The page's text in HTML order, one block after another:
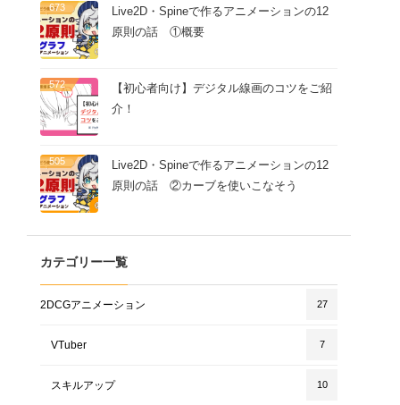
673
Live2D・Spineで作るアニメーションの12
原則の話 ①概要
572
【初心者向け】デジタル線画のコツをご紹
介！
505
Live2D・Spineで作るアニメーションの12
原則の話 ②カーブを使いこなそう
カテゴリー一覧
2DCGアニメーション 27
VTuber 7
スキルアップ 10